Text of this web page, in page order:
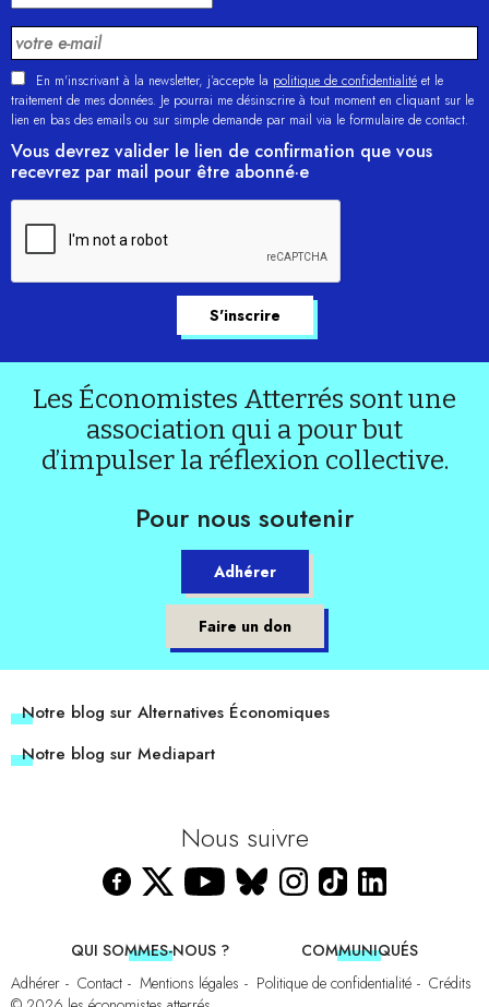
En m'inscrivant à la newsletter, j’accepte la politique de confidentialité et le
traitement de mes données. Je pourrai me désinscrire à tout moment en cliquant sur le
lien en bas des emails ou sur simple demande par mail via le formulaire de contact.
Vous devrez valider le lien de confirmation que vous
recevrez par mail pour être abonné·e
Les Économistes Atterrés sont une
association qui a pour but
d’impulser la réflexion collective.
Pour nous soutenir
Adhérer
Faire un don
Notre blog sur Alternatives Économiques
Notre blog sur Mediapart
Nous suivre
QUI SOMMES-NOUS ?
COMMUNIQUÉS
Adhérer
Contact Mentions légales Politique de confidentialité
Crédits